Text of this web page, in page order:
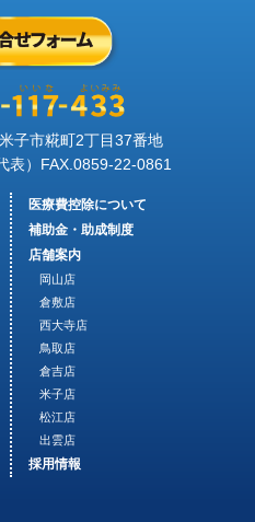
子市糀町2丁目37番地
表）FAX. 0859-22-0861
医療費控除について
補助金・助成制度
店舗案内
岡山店
倉敷店
西大寺店
鳥取店
倉吉店
米子店
松江店
出雲店
採用情報